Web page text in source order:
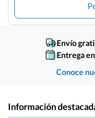
Envío
Entrega
Conoce
Información